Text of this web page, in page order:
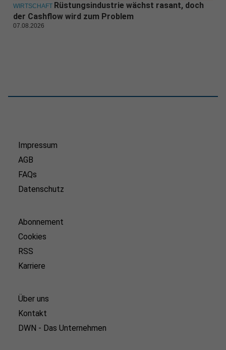
WIRTSCHAFT Rüstungsindustrie wächst rasant, doch
der Cashflow wird zum Problem
07.08.2026
Impressum
AGB
FAQs
Datenschutz
Abonnement
Cookies
RSS
Karriere
Über uns
Kontakt
DWN - Das Unternehmen